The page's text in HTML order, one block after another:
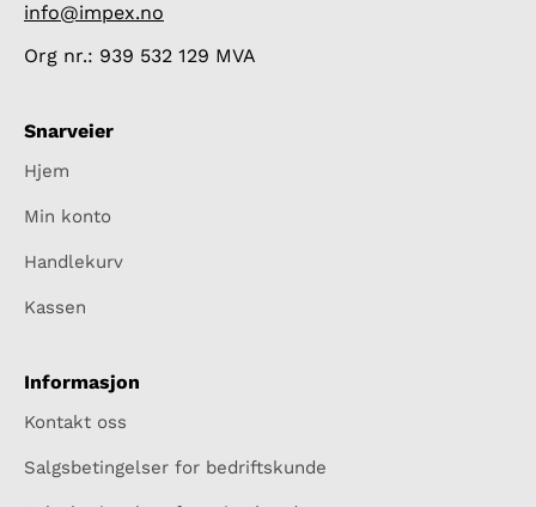
info@impex.no
Org nr.: 939 532 129 MVA
Snarveier
Hjem
Min konto
Handlekurv
Kassen
Informasjon
Kontakt oss
Salgsbetingelser for bedriftskunde